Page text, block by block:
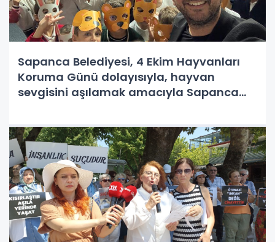
Sapanca Belediyesi, 4 Ekim Hayvanları
Koruma Günü dolayısıyla, hayvan
sevgisini aşılamak amacıyla Sapanca